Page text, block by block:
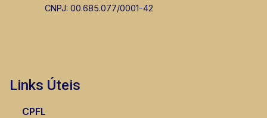
CNPJ: 00.685.077/0001-42
Links Úteis
CPFL